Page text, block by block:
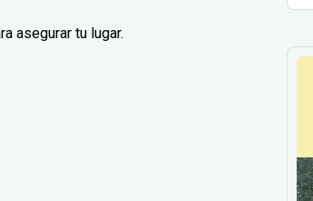
asegurar tu lugar.